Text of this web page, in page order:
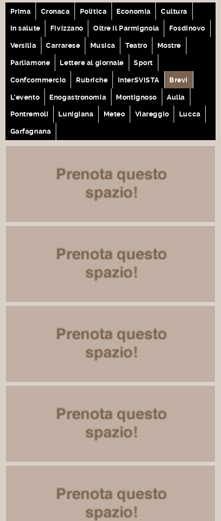
Prima Cronaca Politica Economia Cultura
In salute Fivizzano Oltre il Parmignola Fosdinovo
Versilia Carrarese Musica Teatro Mostre
Parliamone Lettere al giornale Sport
Confcommercio Rubriche interSVISTA Brevi
L'evento Enogastronomia Montignoso Aulla
Pontremoli Lunigiana Meteo Viareggio Lucca
Garfagnana